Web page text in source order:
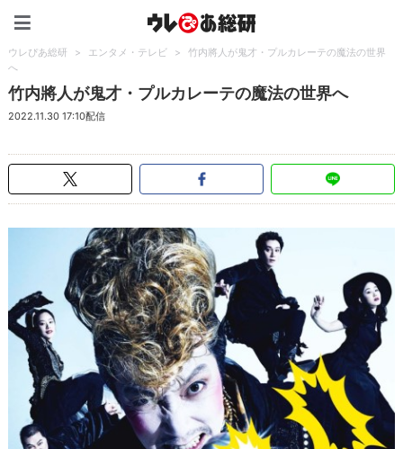
ウレぴあ総研 > エンタメ・テレビ >
竹内將人が鬼才・プルカレーテの魔法の世界
へ
竹内將人が鬼才・プルカレーテの魔法の世界へ
2022.11.30 17:10配信